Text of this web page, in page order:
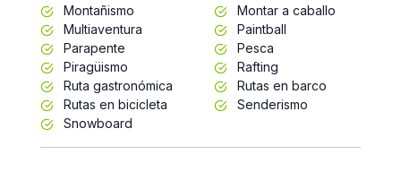
Montañismo
Montar a caballo
Multiaventura
Paintball
Parapente
Pesca
Piragüismo
Rafting
Ruta gastronómica
Rutas en barco
Rutas en bicicleta
Senderismo
Snowboard